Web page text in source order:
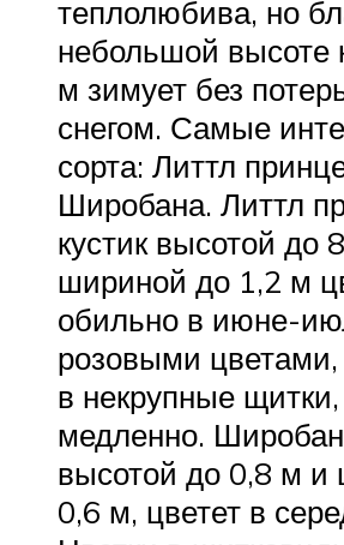
теплолюбива, но
небольшой высоте
м зимует без
снегом. Самые
сорта: Литтл
Широбана. Литтл
кустик высотой до
шириной до 1,2 м
обильно в июне-
розовыми
в некрупные щитки,
медленно.
высотой до 0,8 м и
0,6 м, цветет в